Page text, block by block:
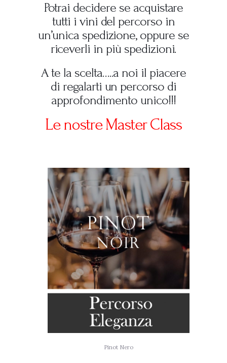
Potrai decidere se acquistare
tutti i vini del percorso in
un’unica spedizione, oppure se
riceverli in più spedizioni.
A te la scelta…..a noi il piacere
di regalarti un percorso di
approfondimento unico!!!
Le nostre Master Class
Pinot Nero